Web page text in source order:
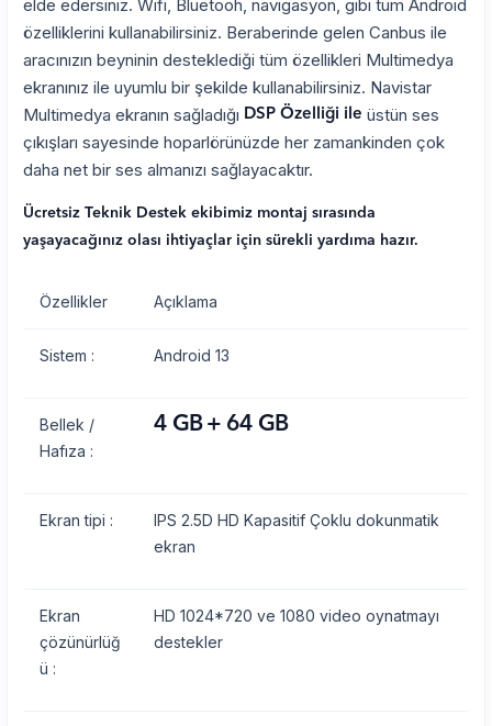
elde edersiniz. Wifi, Bluetooh, navigasyon, gibi tüm Android
özelliklerini kullanabilirsiniz. Beraberinde gelen Canbus ile
aracınızın beyninin desteklediği tüm özellikleri Multimedya
ekranınız ile uyumlu bir şekilde kullanabilirsiniz. Navistar
Multimedya ekranın sağladığı DSP Özelliği ile üstün ses
çıkışları sayesinde hoparlörünüzde her zamankinden çok
daha net bir ses almanızı sağlayacaktır.
Ücretsiz Teknik Destek ekibimiz montaj sırasında
yaşayacağınız olası ihtiyaçlar için sürekli yardıma hazır.
Özellikler Açıklama
Sistem : Android 13
Bellek /
Hafıza :
4 GB + 64 GB
Ekran tipi :
IPS 2.5D HD Kapasitif Çoklu dokunmatik
ekran
Ekran
çözünürlüğ
ü :
HD 1024*720 ve 1080 video oynatmayı
destekler